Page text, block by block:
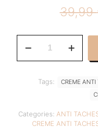
39,99
2PCS=
Categories: ANTI
CREME ANTI
Tags: CREME ANTI